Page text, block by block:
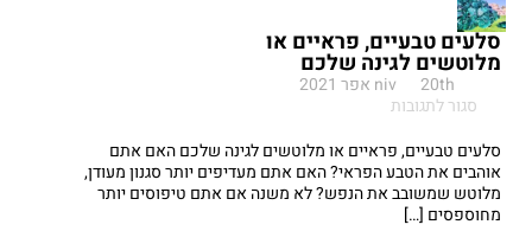
סלעים טבעיים, פראיים או
מלוטשים לגינה שלכם
niv
20th אפר 2021
סגור לתגובות
טבעיים,
פראיים
או
סלעים טבעיים, פראיים או מלוטשים לגינה שלכם האם אתם
אוהבים את הטבע הפראי? האם אתם מעדיפים יותר סגנון מעודן,
מלוטש שמשובב את הנפש? לא משנה אם אתם טיפוסים יותר
מחוספסים […]